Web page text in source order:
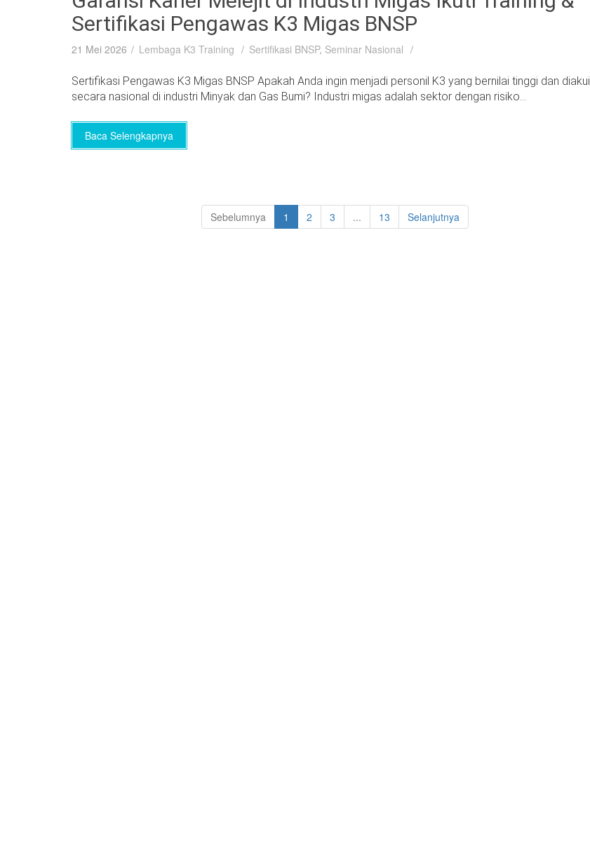
Sertifikasi Pengawas K3 Migas BNSP
21 Mei 2026 Lembaga K3 Training Sertifikasi BNSP, Seminar Nasional
Sertifikasi Pengawas K3 Migas BNSP Apakah Anda ingin menjadi personil K3 yang bernilai tinggi dan diakui
secara nasional di industri Minyak dan Gas Bumi? Industri migas adalah sektor dengan risiko...
Baca Selengkapnya
Sebelumnya 1 2 3 ... 13 Selanjutnya